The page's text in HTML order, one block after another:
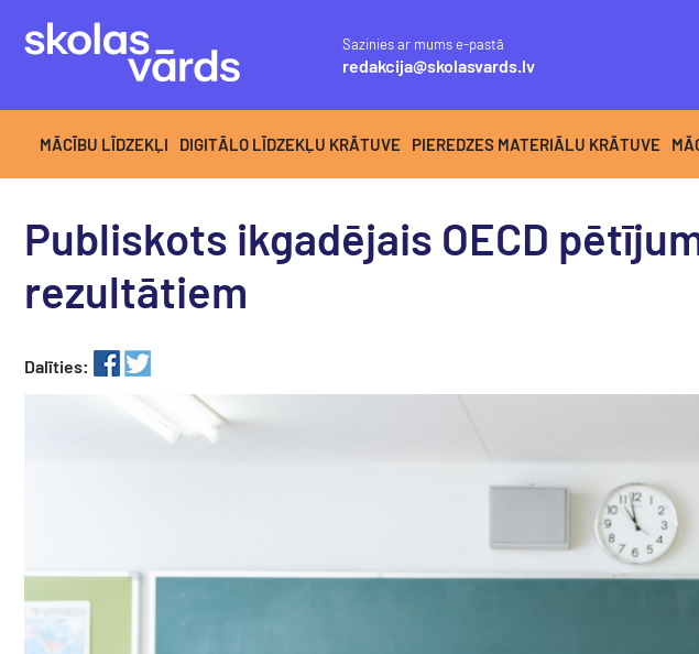
Sazinies ar mums e-pastā
redakcija@skolasvards.lv
MĀCĪBU LĪDZEKĻI DIGITĀLO LĪDZEKĻU KRĀTUVE PIEREDZES MATERIĀLU KRĀTUVE
Publiskots ikgadējais OECD
rezultātiem
Dalīties: